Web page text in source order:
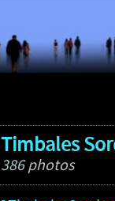
Timbales
386 photos